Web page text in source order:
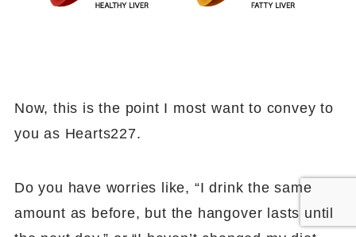
Now, this is the point I most want to convey to
you as Hearts227.
Do you have worries like, “I drink the same
amount as before, but the hangover lasts until